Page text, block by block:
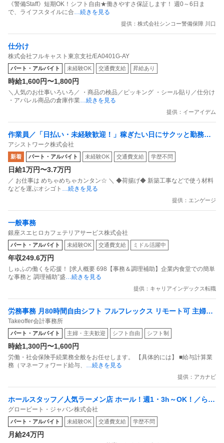
《警備Staff》短期OK！シフト自由★働きやすさ保証します！ 週0～6日ま
で、ライフスタイルに合…続きを見る
提供：株式会社シンコー警備保障 川口
仕分け
株式会社フルキャスト東京支社/EA0401G-AY
パート・アルバイト 未経験OK 交通費支給 昇給あり
時給1,600円〜1,800円
＼人気のお仕事いろいろ／ ・商品の検品／ピッキング ・シール貼り／仕分け
・アパレル商品の倉庫作業…続きを見る
提供：イーアイデム
作業員／「日払い・未経験歓迎！」稼ぎたい日にサクッと勤務！
単発・週1日～自由シフトの軽作業
アシストワーク株式会社
新着 パート・アルバイト 未経験OK 交通費支給 学歴不問
日給1万円〜3.7万円
／ お仕事は めちゃめちゃカンタン☆ ＼ ◆荷揚げ◆ 新築工事などで使う材料
などを運ぶオシゴト …続きを見る
提供：エンゲージ
一般事務
銀座スエヒロカフェテリアサービス株式会社
パート・アルバイト 未経験OK 交通費支給 ミドル活躍中
年収249.6万円
しゅふの働くを応援！ [求人概要 698【事務＆調理補助】企業内食堂での簡単
な事務と 調理補助”盛…続きを見る
提供：キャリアインデックス転職
労務事務 月80時間自由シフト フルフレックス リモート可 主婦活
躍中
Takeoffer会計事務所
パート・アルバイト 主婦・主夫歓迎 シフト自由 シフト制
時給1,300円〜1,600円
労働・社会保険手続業務全般をお任せします。 【具体的には】 ■給与計算業
務（マネーフォワード給与、 …続きを見る
提供：アカナビ
ホールスタッフ／人気ラーメン店 ホール！週1・3h～OK！／らあ
めん花月嵐 デックス東京ビーチ店
グロービート・ジャパン株式会社
パート・アルバイト 未経験OK 交通費支給 学歴不問
月給24万円